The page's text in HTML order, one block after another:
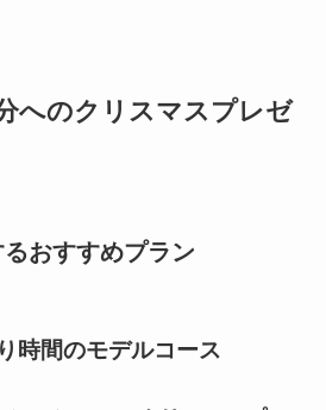
へのクリスマスプレゼ
おすすめプラン
時間のモデルコース